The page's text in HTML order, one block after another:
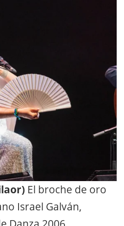
El broche de oro
Israel Galván,